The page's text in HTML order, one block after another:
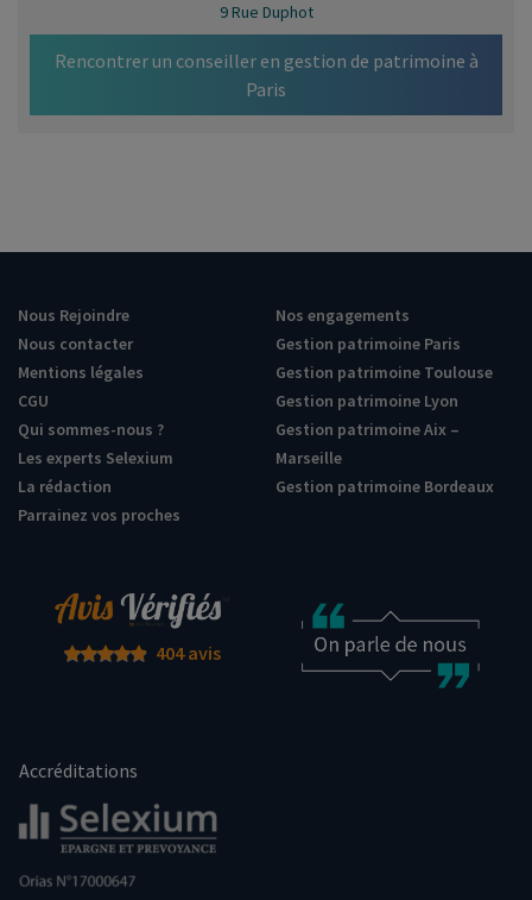
9 Rue Duphot
Rencontrer un conseiller en gestion de patrimoine à
Paris
Nous Rejoindre
Nous contacter
Mentions légales
CGU
Qui sommes-nous ?
Les experts Selexium
La rédaction
Parrainez vos proches
Nos engagements
Gestion patrimoine Paris
Gestion patrimoine Toulouse
Gestion patrimoine Lyon
Gestion patrimoine Aix –
Marseille
Gestion patrimoine Bordeaux
404 avis
Accréditations